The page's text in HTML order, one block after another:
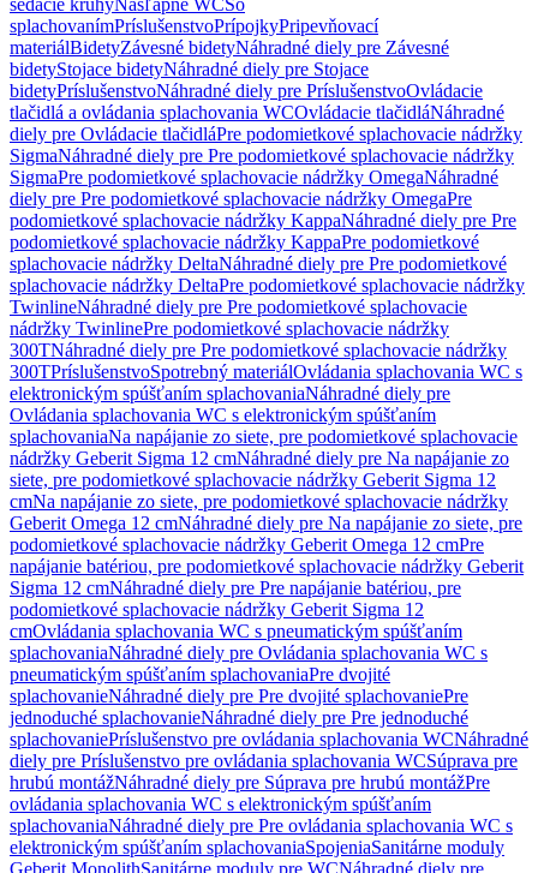
sedacie kruhyNášľapné WCSo
splachovanímPríslušenstvoPrípojkyPripevňovací
materiálBidetyZávesné bidetyNáhradné diely pre Závesné
bidetyStojace bidetyNáhradné diely pre Stojace
bidetyPríslušenstvoNáhradné diely pre PríslušenstvoOvládacie
tlačidlá a ovládania splachovania WCOvládacie tlačidláNáhradné
diely pre Ovládacie tlačidláPre podomietkové splachovacie nádržky
SigmaNáhradné diely pre Pre podomietkové splachovacie nádržky
SigmaPre podomietkové splachovacie nádržky OmegaNáhradné
diely pre Pre podomietkové splachovacie nádržky OmegaPre
podomietkové splachovacie nádržky KappaNáhradné diely pre Pre
podomietkové splachovacie nádržky KappaPre podomietkové
splachovacie nádržky DeltaNáhradné diely pre Pre podomietkové
splachovacie nádržky DeltaPre podomietkové splachovacie nádržky
TwinlineNáhradné diely pre Pre podomietkové splachovacie
nádržky TwinlinePre podomietkové splachovacie nádržky
300TNáhradné diely pre Pre podomietkové splachovacie nádržky
300TPríslušenstvoSpotrebný materiálOvládania splachovania WC s
elektronickým spúšťaním splachovaniaNáhradné diely pre
Ovládania splachovania WC s elektronickým spúšťaním
splachovaniaNa napájanie zo siete, pre podomietkové splachovacie
nádržky Geberit Sigma 12 cmNáhradné diely pre Na napájanie zo
siete, pre podomietkové splachovacie nádržky Geberit Sigma 12
cmNa napájanie zo siete, pre podomietkové splachovacie nádržky
Geberit Omega 12 cmNáhradné diely pre Na napájanie zo siete, pre
podomietkové splachovacie nádržky Geberit Omega 12 cmPre
napájanie batériou, pre podomietkové splachovacie nádržky Geberit
Sigma 12 cmNáhradné diely pre Pre napájanie batériou, pre
podomietkové splachovacie nádržky Geberit Sigma 12
cmOvládania splachovania WC s pneumatickým spúšťaním
splachovaniaNáhradné diely pre Ovládania splachovania WC s
pneumatickým spúšťaním splachovaniaPre dvojité
splachovanieNáhradné diely pre Pre dvojité splachovaniePre
jednoduché splachovanieNáhradné diely pre Pre jednoduché
splachovaniePríslušenstvo pre ovládania splachovania WCNáhradné
diely pre Príslušenstvo pre ovládania splachovania WCSúprava pre
hrubú montážNáhradné diely pre Súprava pre hrubú montážPre
ovládania splachovania WC s elektronickým spúšťaním
splachovaniaNáhradné diely pre Pre ovládania splachovania WC s
elektronickým spúšťaním splachovaniaSpojeniaSanitárne moduly
Geberit MonolithSanitárne moduly pre WCNáhradné diely pre